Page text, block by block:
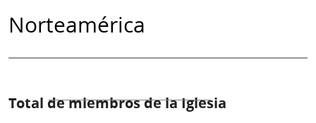
Norteamérica
Total de miembros de la Iglesia